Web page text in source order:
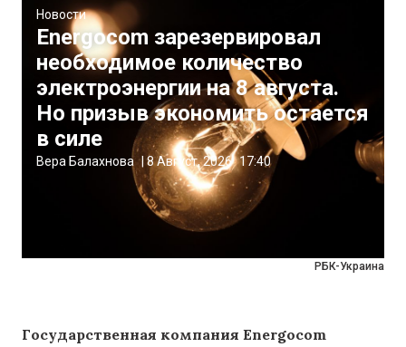
РБК-Украина
Новости
Energocom зарезервировал
необходимое количество
электроэнергии на 8 августа.
Но призыв экономить остается
в силе
Вера Балахнова 8 Август, 2026 17:40
Государственная компания Energocom